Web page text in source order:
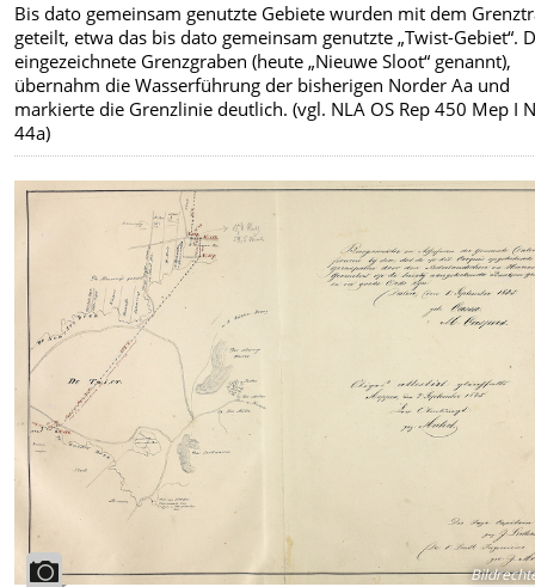
Bis dato gemeinsam genutzte Gebiete wurden mit dem
geteilt, etwa das bis dato gemeinsam genutzte „Twist-Gebiet“.
eingezeichnete Grenzgraben (heute „Nieuwe Sloot“ genannt),
übernahm die Wasserführung der bisherigen Norder Aa und
markierte die Grenzlinie deutlich. (vgl. NLA OS Rep 450 Mep I
44a)